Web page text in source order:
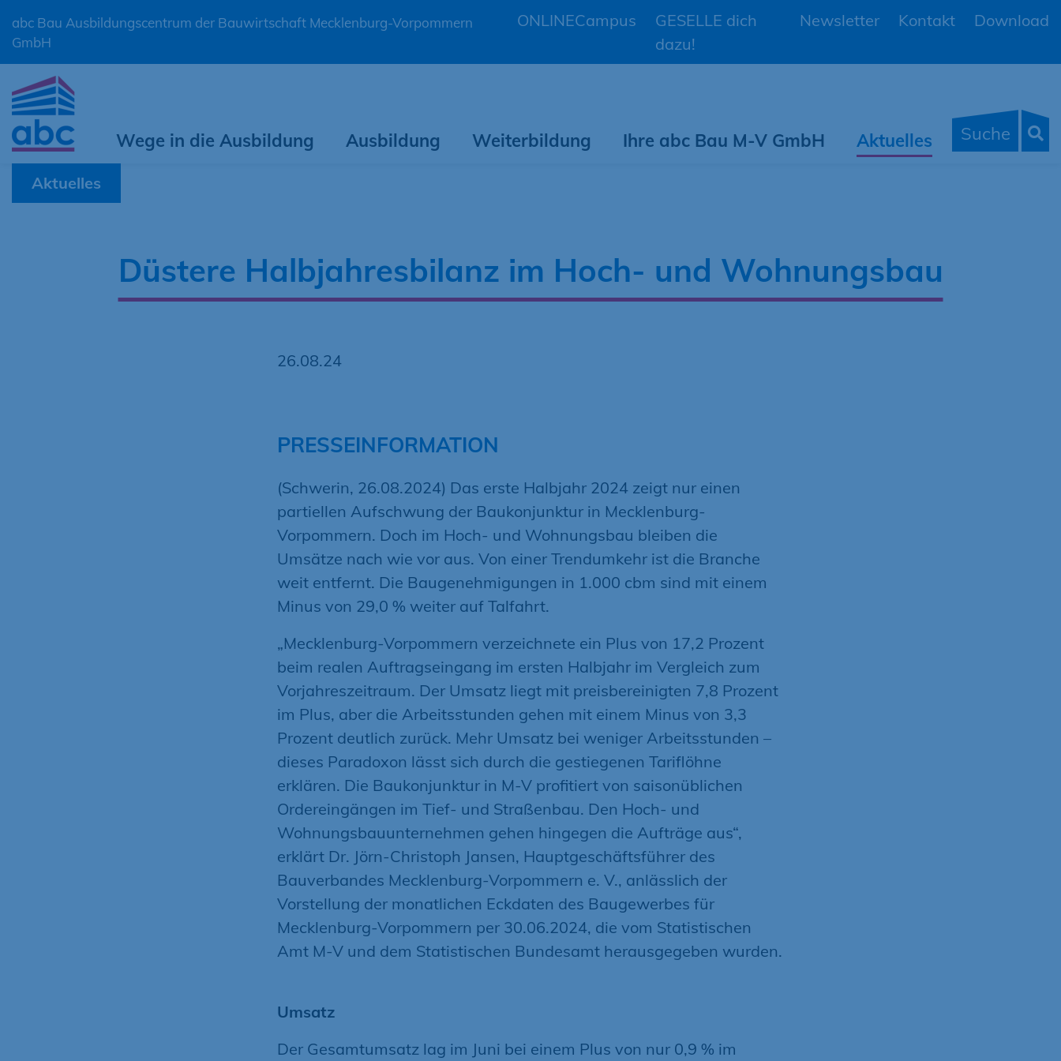
abc Bau Ausbildungscentrum der Bauwirtschaft Mecklenburg-Vorpommern
GmbH
ONLINECampus
GESELLE dich
dazu!
Newsletter Kontakt Download
Wege in die Ausbildung Ausbildung Weiterbildung Ihre abc Bau M-V GmbH Aktuelles Suche
Aktuelles
Düstere Halbjahresbilanz im Hoch- und Wohnungsbau
26.08.24
PRESSEINFORMATION
(Schwerin, 26.08.2024) Das erste Halbjahr 2024 zeigt nur einen
partiellen Aufschwung der Baukonjunktur in Mecklenburg-
Vorpommern. Doch im Hoch- und Wohnungsbau bleiben die
Umsätze nach wie vor aus. Von einer Trendumkehr ist die Branche
weit entfernt. Die Baugenehmigungen in 1.000 cbm sind mit einem
Minus von 29,0 % weiter auf Talfahrt.
„Mecklenburg-Vorpommern verzeichnete ein Plus von 17,2 Prozent
beim realen Auftragseingang im ersten Halbjahr im Vergleich zum
Vorjahreszeitraum. Der Umsatz liegt mit preisbereinigten 7,8 Prozent
im Plus, aber die Arbeitsstunden gehen mit einem Minus von 3,3
Prozent deutlich zurück. Mehr Umsatz bei weniger Arbeitsstunden –
dieses Paradoxon lässt sich durch die gestiegenen Tariflöhne
erklären. Die Baukonjunktur in M-V profitiert von saisonüblichen
Ordereingängen im Tief- und Straßenbau. Den Hoch- und
Wohnungsbauunternehmen gehen hingegen die Aufträge aus“,
erklärt Dr. Jörn-Christoph Jansen, Hauptgeschäftsführer des
Bauverbandes Mecklenburg-Vorpommern e. V., anlässlich der
Vorstellung der monatlichen Eckdaten des Baugewerbes für
Mecklenburg-Vorpommern per 30.06.2024, die vom Statistischen
Amt M-V und dem Statistischen Bundesamt herausgegeben wurden.
Umsatz
Der Gesamtumsatz lag im Juni bei einem Plus von nur 0,9 % im